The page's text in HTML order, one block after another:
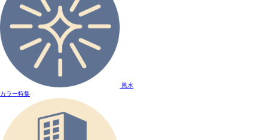
風水
カラー特集